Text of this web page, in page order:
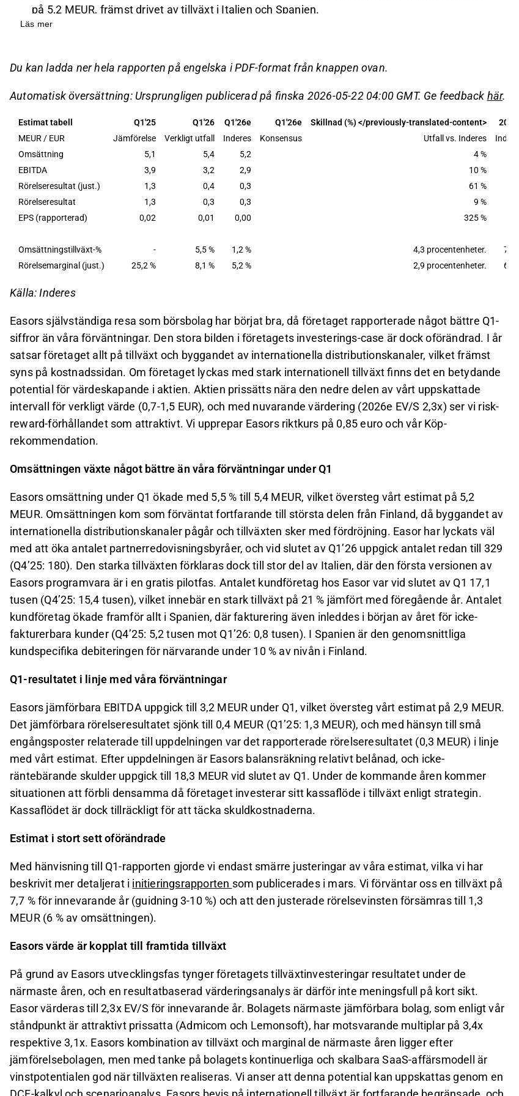
på 5,2 MEUR, främst drivet av tillväxt i Italien och Spanien.
Det jämförbara EBITDA-resultatet uppgick till 3,2 MEUR, vilket var bättre än förväntningarna,
Företagets tillväxtsatsningar påverkar resultatet negativt på kort sikt, men den skalbara
Aktien prissätts nära den nedre delen av det uppskattade värdeintervallet (0,7-1,5 EUR), och
Inderes upprepar sin riktkurs på 0,85 EUR med en köp-rekommendation.
Detta innehåll är skapat av AI. Du kan lämna feedback om det på Inderes
Läs mer
Du kan ladda ner hela rapporten på engelska i PDF-format från knappen ovan.
Automatisk översättning: Ursprungligen publicerad på finska 2026-05-22 04:00 GMT. Ge feedback här.
Estimat tabell Q1'25 Q1'26 Q1'26e Q1'26e Skillnad (%) </previously-translated-content>
2026e
MEUR / EUR
Jämförelse Verkligt utfall Inderes Konsensus Utfall vs. Inderes
Inderes
Omsättning
5,1 5,4 5,2 4 %
EBITDA
3,9 3,2 2,9 10 %
Rörelseresultat (just.)
1,3 0,4 0,3 61 %
Rörelseresultat
1,3 0,3 0,3 9 %
EPS (rapporterad)
0,02 0,01 0,00 325 %
Omsättningstillväxt-% - 5,5 % 1,2 % 4,3 procentenheter.
7,7 %
Rörelsemarginal (just.)
25,2 % 8,1 % 5,2 % 2,9 procentenheter. 6,1 %
Källa: Inderes
Easors självständiga resa som börsbolag har börjat bra, då företaget rapporterade något bättre Q1-
siffror än våra förväntningar. Den stora bilden i företagets investerings-case är dock oförändrad. I år
satsar företaget allt på tillväxt och byggandet av internationella distributionskanaler, vilket främst
syns på kostnadssidan. Om företaget lyckas med stark internationell tillväxt finns det en betydande
potential för värdeskapande i aktien. Aktien prissätts nära den nedre delen av vårt uppskattade
intervall för verkligt värde (0,7-1,5 EUR), och med nuvarande värdering (2026e EV/S 2,3x) ser vi risk-
reward-förhållandet som attraktivt. Vi upprepar Easors riktkurs på 0,85 euro och vår Köp-
rekommendation.
Omsättningen växte något bättre än våra förväntningar under Q1
Easors omsättning under Q1 ökade med 5,5 % till 5,4 MEUR, vilket översteg vårt estimat på 5,2
MEUR. Omsättningen kom som förväntat fortfarande till största delen från Finland, då byggandet av
internationella distributionskanaler pågår och tillväxten sker med fördröjning. Easor har lyckats väl
med att öka antalet partnerredovisningsbyråer, och vid slutet av Q1’26 uppgick antalet redan till 329
(Q4’25: 180). Den starka tillväxten förklaras dock till stor del av Italien, där den första versionen av
Easors programvara är i en gratis pilotfas. Antalet kundföretag hos Easor var vid slutet av Q1 17,1
tusen (Q4’25: 15,4 tusen), vilket innebär en stark tillväxt på 21 % jämfört med föregående år. Antalet
kundföretag ökade framför allt i Spanien, där fakturering även inleddes i början av året för icke-
fakturerbara kunder (Q4’25: 5,2 tusen mot Q1’26: 0,8 tusen). I Spanien är den genomsnittliga
kundspecifika debiteringen för närvarande under 10 % av nivån i Finland.
Q1-resultatet i linje med våra förväntningar
Easors jämförbara EBITDA uppgick till 3,2 MEUR under Q1, vilket översteg vårt estimat på 2,9 MEUR.
Det jämförbara rörelseresultatet sjönk till 0,4 MEUR (Q1’25: 1,3 MEUR), och med hänsyn till små
engångsposter relaterade till uppdelningen var det rapporterade rörelseresultatet (0,3 MEUR) i linje
med vårt estimat. Efter uppdelningen är Easors balansräkning relativt belånad, och icke-
räntebärande skulder uppgick till 18,3 MEUR vid slutet av Q1. Under de kommande åren kommer
situationen att förbli densamma då företaget investerar sitt kassaflöde i tillväxt enligt strategin.
Kassaflödet är dock tillräckligt för att täcka skuldkostnaderna.
Estimat i stort sett oförändrade
Med hänvisning till Q1-rapporten gjorde vi endast smärre justeringar av våra estimat, vilka vi har
beskrivit mer detaljerat i initieringsrapporten som publicerades i mars. Vi förväntar oss en tillväxt på
7,7 % för innevarande år (guidning 3-10 %) och att den justerade rörelsevinsten försämras till 1,3
MEUR (6 % av omsättningen).
Easors värde är kopplat till framtida tillväxt
På grund av Easors utvecklingsfas tynger företagets tillväxtinvesteringar resultatet under de
närmaste åren, och en resultatbaserad värderingsanalys är därför inte meningsfull på kort sikt.
Easor värderas till 2,3x EV/S för innevarande år. Bolagets närmaste jämförbara bolag, som enligt vår
ståndpunkt är attraktivt prissatta (Admicom och Lemonsoft), har motsvarande multiplar på 3,4x
respektive 3,1x. Easors kombination av tillväxt och marginal de närmaste åren ligger efter
jämförelsebolagen, men med tanke på bolagets kontinuerliga och skalbara SaaS-affärsmodell är
vinstpotentialen god när tillväxten realiseras. Vi anser att denna potential kan uppskattas genom en